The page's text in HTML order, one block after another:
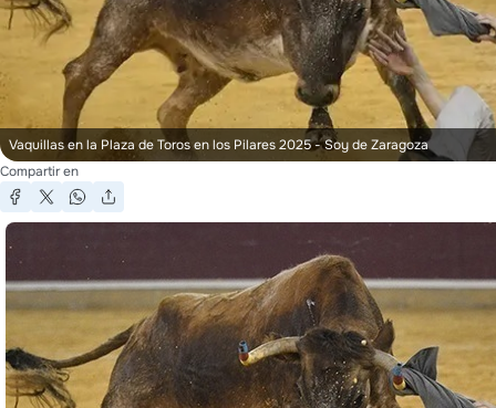
Vaquillas en la Plaza de Toros en los Pilares 2025- Soy de Zaragoza
Compartir en